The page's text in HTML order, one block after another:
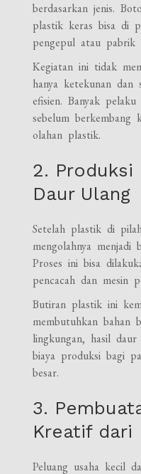
berdasarkan jenis.
plastik keras bisa di
pengepul atau pabrik
Kegiatan ini tidak
hanya ketekunan dan
efisien. Banyak
sebelum
olahan plastik.
2. Produksi
Daur Ulang
Setelah plastik di
mengolahnya
Proses ini bisa
pencacah dan mesin
Butiran plastik ini
membutuhkan bahan
lingkungan, hasil
biaya produksi bagi
besar.
3.
Kreatif dari
Peluang usaha kecil